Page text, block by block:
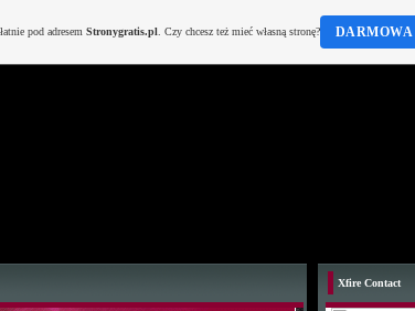
Xfire Contact
pod adresem Stronygratis.pl . Czy chcesz też mieć własną stronę?